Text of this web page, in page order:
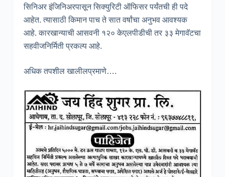
सिनिअर इंजिनिअरपासून सिक्युरिटी ऑफिसर पर्यंतची ही पदे
आहेत. त्यासाठी किमान पाच ते सात वर्षांचा अनुभव आवश्यक
आहे. कारखान्याची आसवनी १२० केएलपीडीची तर ३३ मेगावॅटचा
सहवीजनिर्मिती प्रकल्प आहे.
अधिक तपशील खालीलप्रमाणे….